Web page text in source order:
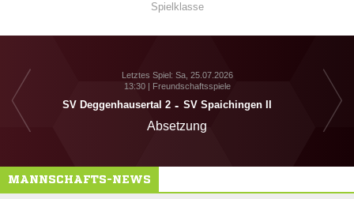
Spielklasse
Letztes Spiel: Sa, 25.07.2026
13:30 | Freundschaftsspiele
SV Deggenhausertal 2 - SV Spaichingen II
Absetzung
MANNSCHAFTS-NEWS